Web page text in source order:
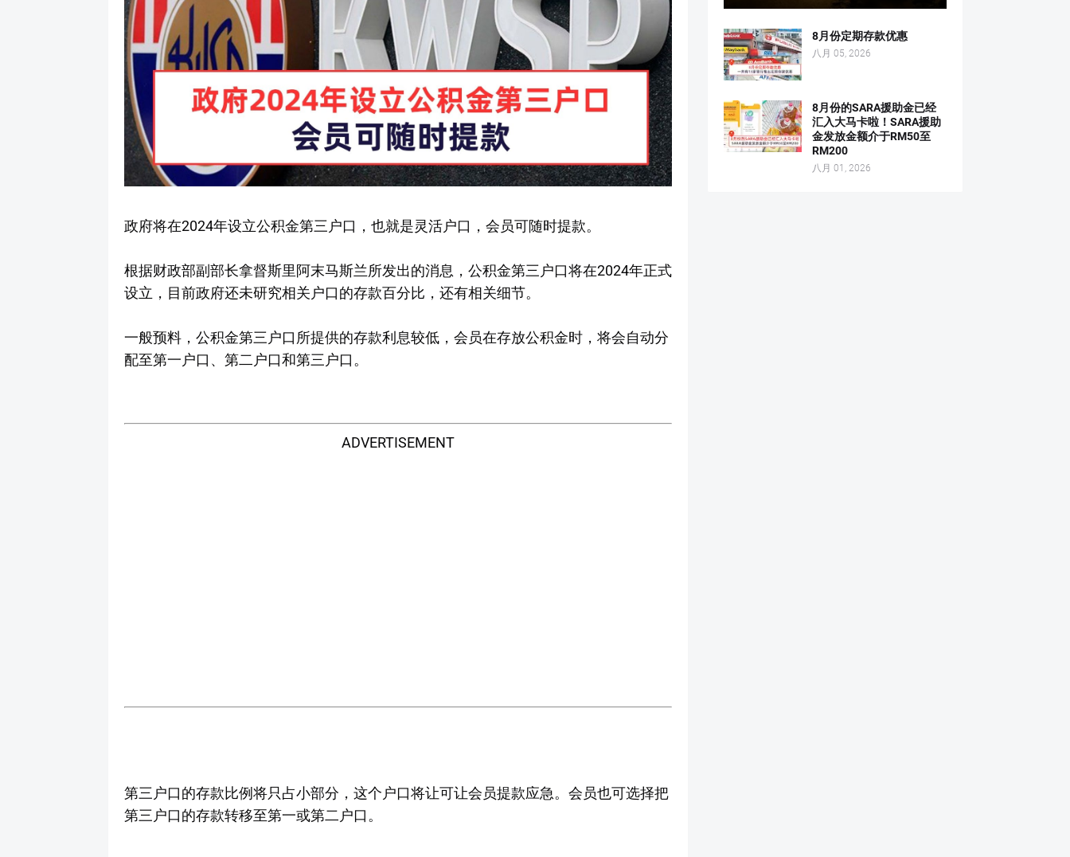
政府将在2024年设立公积金第三户口，也就是灵活户口，会员可随时提款。
根据财政部副部长拿督斯里阿末马斯兰所发出的消息，公积金第三户口将在2024年正式
设立，目前政府还未研究相关户口的存款百分比，还有相关细节。
一般预料，公积金第三户口所提供的存款利息较低，会员在存放公积金时，将会自动分
配至第一户口、第二户口和第三户口。
ADVERTISEMENT
第三户口的存款比例将只占小部分，这个户口将让可让会员提款应急。会员也可选择把
第三户口的存款转移至第一或第二户口。
8月份定期存款优惠
八月 05, 2026
8月份的SARA援助金已经
汇入大马卡啦！SARA援助
金发放金额介于RM50至
RM200
八月 01, 2026